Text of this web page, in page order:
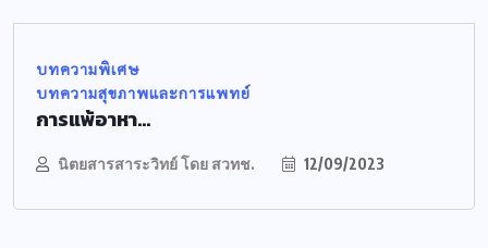
บทความพิเศษ
บทความสุขภาพและการแพทย์
การแพ้อาหา...
นิตยสารสาระวิทย์ โดย สวทช. 12/09/2023